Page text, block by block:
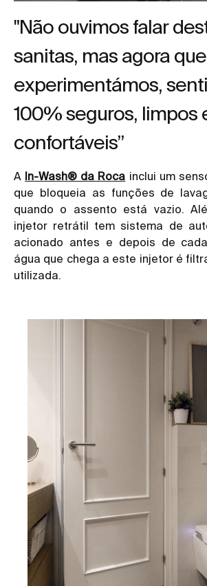
"Não ouvimos falar
sanitas, mas agora que
experimentámos,
100% seguros, limpos
confortáveis”
A In-Wash® da Roca inclui um
que bloqueia as funções de
quando o assento está vazio.
injetor retrátil tem sistema de
acionado antes e depois de
água que chega a este injetor é
utilizada.